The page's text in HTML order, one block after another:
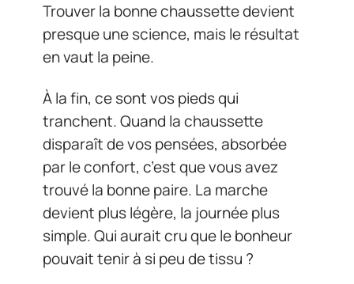
Trouver la bonne chaussette devient
presque une science, mais le résultat
en vaut la peine.
À la fin, ce sont vos pieds qui
tranchent. Quand la chaussette
disparaît de vos pensées, absorbée
par le confort, c’est que vous avez
trouvé la bonne paire. La marche
devient plus légère, la journée plus
simple. Qui aurait cru que le bonheur
pouvait tenir à si peu de tissu ?